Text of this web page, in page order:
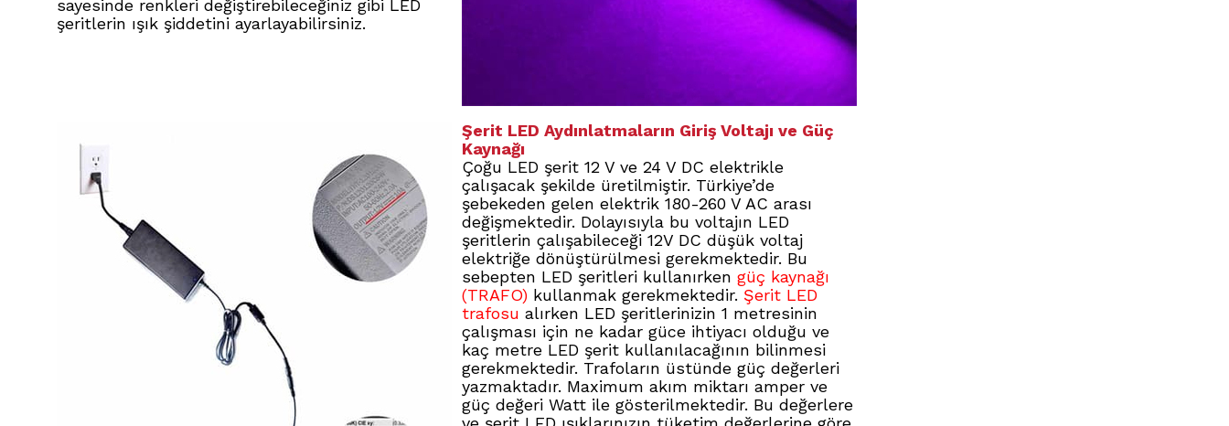
sayesinde renkleri değiştirebileceğiniz gibi LED
şeritlerin ışık şiddetini ayarlayabilirsiniz.
Şerit LED Aydınlatmaların Giriş Voltajı ve Güç
Kaynağı
Çoğu LED şerit 12 V ve 24 V DC elektrikle
çalışacak şekilde üretilmiştir. Türkiye’de
şebekeden gelen elektrik 180-260 V AC arası
değişmektedir. Dolayısıyla bu voltajın LED
şeritlerin çalışabileceği 12V DC düşük voltaj
elektriğe dönüştürülmesi gerekmektedir. Bu
sebepten LED şeritleri kullanırken güç kaynağı
(TRAFO) kullanmak gerekmektedir. Şerit LED
trafosu alırken LED şeritlerinizin 1 metresinin
çalışması için ne kadar güce ihtiyacı olduğu ve
kaç metre LED şerit kullanılacağının bilinmesi
gerekmektedir. Trafoların üstünde güç değerleri
yazmaktadır. Maximum akım miktarı amper ve
güç değeri Watt ile gösterilmektedir. Bu değerlere